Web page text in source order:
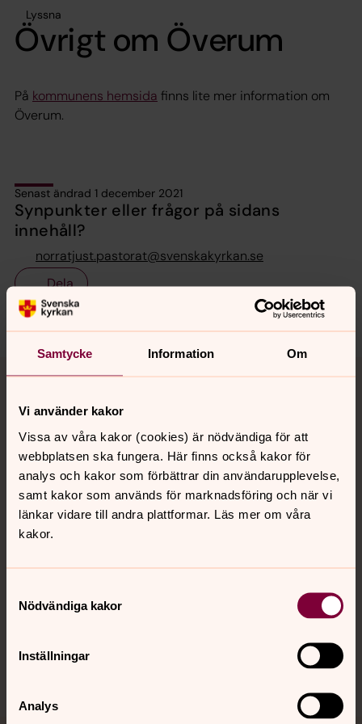
Samtycke Information Om
Vi använder kakor
Vissa av våra kakor (cookies) är nödvändiga för att
webbplatsen ska fungera. Här finns också kakor för
analys och kakor som förbättrar din användarupplevelse,
samt kakor som används för marknadsföring och när vi
länkar vidare till andra plattformar. Läs mer om våra
kakor.
Nödvändiga kakor
Inställningar
Analys
Lyssna
Övrigt om Överum
På kommunens hemsida finns lite mer information om
Överum.
Senast ändrad 1 december 2021
Synpunkter eller frågor på sidans
innehåll?
norratjust.pastorat@svenskakyrkan.se
Dela
Tillbaka till toppen
Tillbaka till innehållet
Kontakt
Kalender
Hitta snabbt